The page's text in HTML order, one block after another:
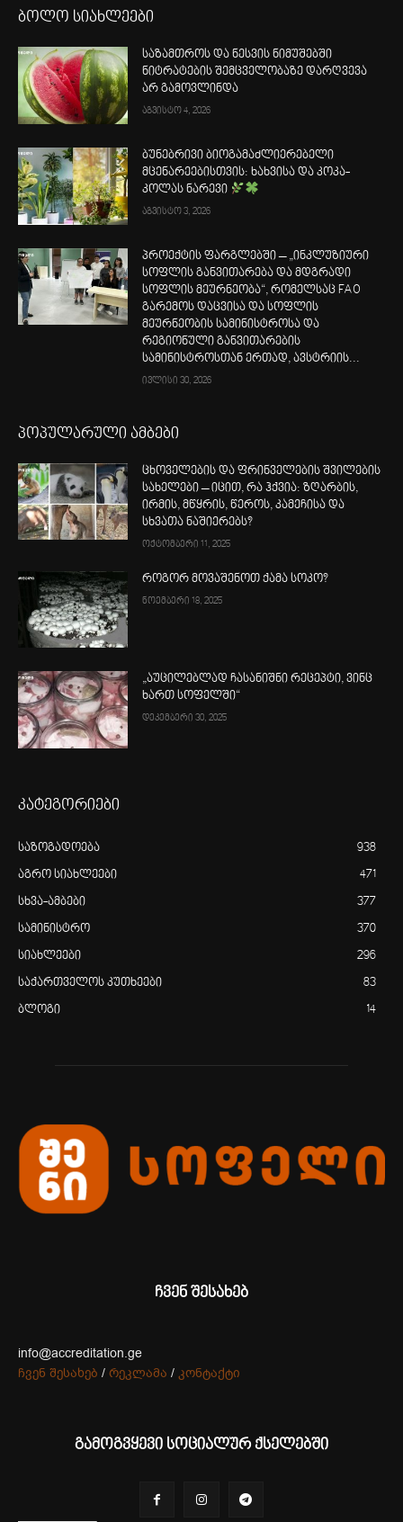
ბოლო სიახლეები
საზამთროს და ნესვის ნიმუშებში
ნიტრატების შემცველობაზე დარღვევა
არ გამოვლინდა
აგვისტო 4, 2026
ბუნებრივი ბიოგამაძლიერებელი
მცენარეებისთვის: ხახვისა და კოკა-
კოლას ნარევი
აგვისტო 3, 2026
პროექტის ფარგლებში – „ინკლუზიური
სოფლის განვითარება და მდგრადი
სოფლის მეურნეობა“, რომელსაც FAO
გარემოს დაცვისა და სოფლის
მეურნეობის სამინისტროსა და
რეგიონული განვითარების
სამინისტროსთან ერთად, ავსტრიის...
ივლისი 30, 2026
პოპულარული ამბები
ცხოველების და ფრინველების შვილების
სახელები – იცით, რა ჰქვია: ზღარბის,
ირმის, მწყრის, წეროს, კამეჩისა და
სხვათა ნაშიერებს?
ოქტომბერი 11, 2025
როგორ მოვაშენოთ ქამა სოკო?
ნოემბერი 18, 2025
„აუცილებლად ჩასანიშნი რეცეპტი, ვინც
ხართ სოფელში“
დეკემბერი 30, 2025
კატეგორიები
საზოგადოება 938
აგრო სიახლეები 471
სხვა-ამბები 377
სამინისტრო 370
სიახლეები 296
საქართველოს კუთხეები 83
ბლოგი 14
ჩვენ შესახებ
info@accreditation.ge
ჩვენ შესახებ / რეკლამა / კონტაქტი
გამოგვყევი სოციალურ ქსელებში